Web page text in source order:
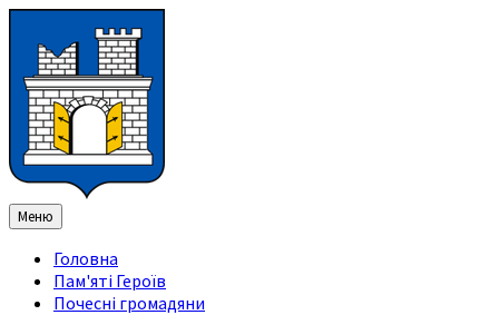
змісту
ліву
бічну
панель
праву
бічну
панель
нижнього
колонтитула
Меню
Головна
Пам'яті Героїв
Почесні громадяни